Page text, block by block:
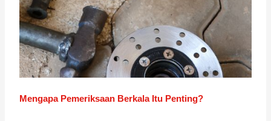
Mengapa Pemeriksaan Berkala Itu Penting?